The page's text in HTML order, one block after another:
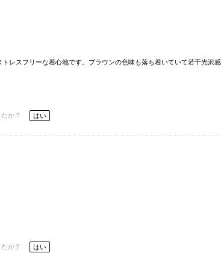
レスフリーな着心地です。ブラウンの色味も落ち着いていて若干光沢
か？ はい
か？ はい